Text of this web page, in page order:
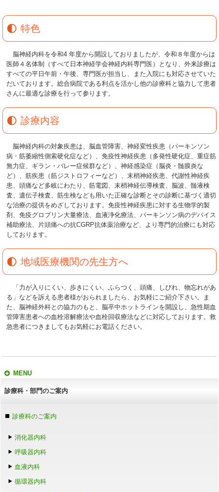
特色
脳神経内科を令和4 年度から開設しておりましたが、令和８年度からは
医師４名体制（すべて日本神経学会神経内科専門医）となり、外来診療は
すべての平日午前・午後、専門医が担当し、また入院にも対応させていた
だいております。総合病院である利点を活かし他の診療科と協力して患者
さんに最適な診療を行って参ります。
診療内容
脳神経内科の対象疾患は、脳血管障害、神経変性疾患（パーキンソン
病・筋萎縮性側索硬化症など）、免疫性神経疾患（多発性硬化症、重症筋
無力症、ギラン・バレー症候群など）、神経感染症（脳炎・髄膜炎な
ど）、筋疾患（筋ジストロフィーなど）、末梢神経疾患、代謝性神経疾
患、頭痛など多岐にわたり、筋電図、末梢神経伝導検査、脳波、髄液検
査、遺伝子検査、筋生検なども用いた正確な診断とその診断に基づく適切
な治療の提供をめざしております。免疫性神経疾患に対する生物学的製
剤、免疫グロブリン大量療法、血液浄化療法、パーキンソン病のデバイス
補助療法、片頭痛への抗CGRP抗体薬治療など、より専門的治療にも対応
しております。
地域医療機関の先生方へ
「力が入りにくい、歩きにくい、ふらつく、頭痛、しびれ、物忘れがあ
る」などを訴える患者様がおられましたら、お気軽にご紹介下さい。ま
た、脳神経外科との協力のもと、脳卒中ホットラインを開設し、急性期血
管障害患者への血栓溶解療法や血栓回収療法などに対応しております。救
急患者につきましてもお気軽にお電話ください。
MENU
診療科・部門のご案内
診療科のご案内
消化器内科
呼吸器内科
血液内科
循環器内科